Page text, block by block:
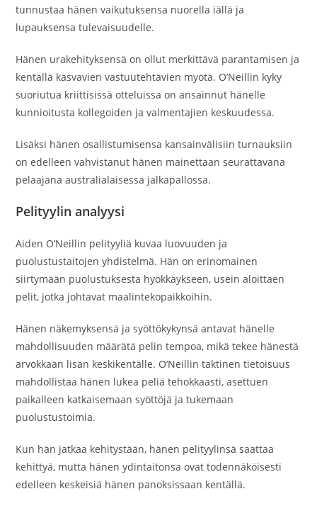
tunnustaa hänen vaikutuksensa nuorella iällä ja
lupauksensa tulevaisuudelle.
Hänen urakehityksensä on ollut merkittävä parantamisen ja
kentällä kasvavien vastuutehtävien myötä. O’Neillin kyky
suoriutua kriittisissä otteluissa on ansainnut hänelle
kunnioitusta kollegoiden ja valmentajien keskuudessa.
Lisäksi hänen osallistumisensa kansainvälisiin turnauksiin
on edelleen vahvistanut hänen mainettaan seurattavana
pelaajana australialaisessa jalkapallossa.
Pelityylin analyysi
Aiden O’Neillin pelityyliä kuvaa luovuuden ja
puolustustaitojen yhdistelmä. Hän on erinomainen
siirtymään puolustuksesta hyökkäykseen, usein aloittaen
pelit, jotka johtavat maalintekopaikkoihin.
Hänen näkemyksensä ja syöttökykynsä antavat hänelle
mahdollisuuden määrätä pelin tempoa, mikä tekee hänestä
arvokkaan lisän keskikentälle. O’Neillin taktinen tietoisuus
mahdollistaa hänen lukea peliä tehokkaasti, asettuen
paikalleen katkaisemaan syöttöjä ja tukemaan
puolustustoimia.
Kun hän jatkaa kehitystään, hänen pelityylinsä saattaa
kehittyä, mutta hänen ydintaitonsa ovat todennäköisesti
edelleen keskeisiä hänen panoksissaan kentällä.